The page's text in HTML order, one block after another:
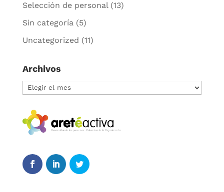
Selección de personal(13)
Sin categoría(5)
Uncategorized (11)
Archivos
Archivos